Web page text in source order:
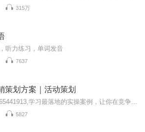
315万
听力练习，单词发音
7637
策划方案｜活动策划
5827